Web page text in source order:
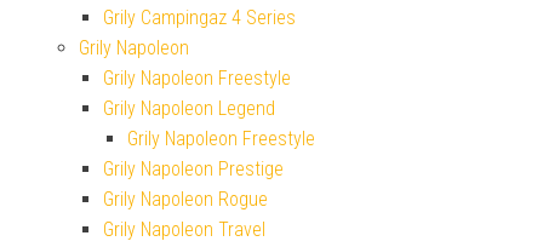
Grily Campingaz 4 Series
Grily Napoleon
Grily Napoleon Freestyle
Grily Napoleon Legend
Grily Napoleon Freestyle
Grily Napoleon Prestige
Grily Napoleon Rogue
Grily Napoleon Travel